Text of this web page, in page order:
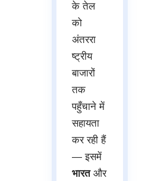
के तेल
को
अंतररा
ष्ट्रीय
बाजारों
तक
पहुँचाने में
सहायता
कर रही हैं
— इसमें
भारतऔर